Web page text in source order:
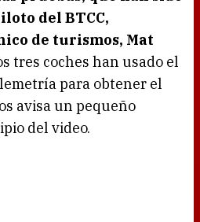
del BTCC,
de turismos, Mat
tres coches han usado el
para obtener el
avisa un pequeño
del video.